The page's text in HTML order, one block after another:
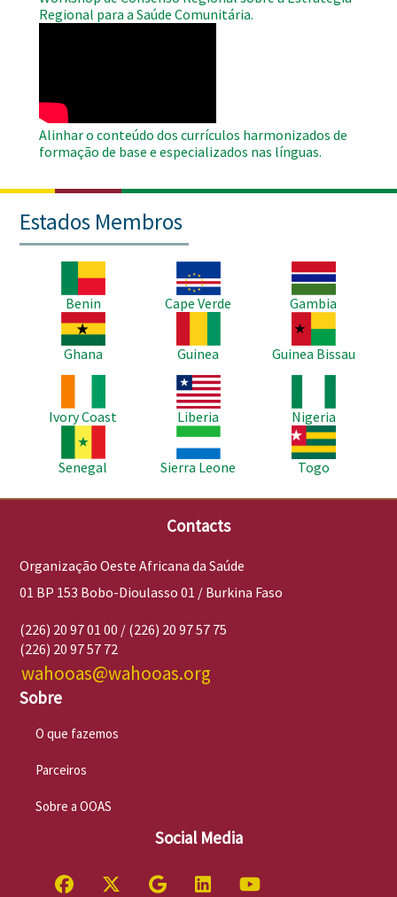
Regional para a Saúde Comunitária.
Alinhar o conteúdo dos currículos harmonizados de
formação de base e especializados nas línguas.
Estados Membros
Benin
Imagem
Cape Verde
Imagem
Gambia
Imagem
Ghana
Guinea
Imagem
Guinea Bissau
Ivory Coast
Imagem
Liberia
Nigeria
Imagem
Senegal
Imagem
Sierra Leone
Imagem
Togo
Contacts
Organização Oeste Africana da Saúde
01 BP 153 Bobo-Dioulasso 01 / Burkina Faso
(226) 20 97 01 00 / (226) 20 97 57 75
(226) 20 97 57 72
wahooas@wahooas.org
Sobre
O que fazemos
Parceiros
Sobre a OOAS
Social Media